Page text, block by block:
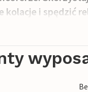
kolacje i spędzić
orzeźwiającą